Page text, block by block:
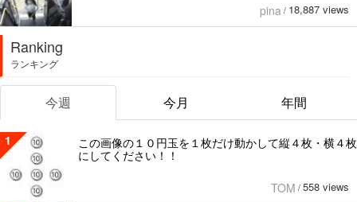
pina / 18,887 views
Ranking
ランキング
今週 今月 年間
1
この画像の１０円玉を１枚だけ動かして縦４枚・横４枚
にしてください！！
TOM / 558 views